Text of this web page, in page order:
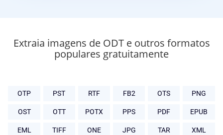
Extraia imagens de ODT e outros formatos
populares gratuitamente
OTP PST RTF FB2 OTS PNG
OST OTT POTX PPS PDF EPUB
EML TIFF ONE JPG TAR XML